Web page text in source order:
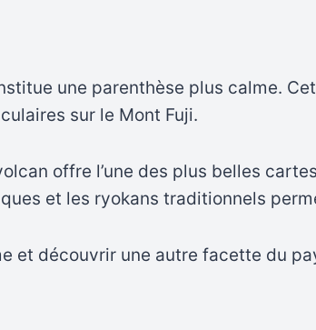
une parenthèse plus calme.
sur le Mont Fuji.
offre l’une des plus belles
et les ryokans traditionnels
et découvrir une autre facette du